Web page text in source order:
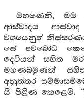
මහණෙනි, මම
ආස්වාදය
වශයෙනුත්
සේ අවබෝධ
දෙවියන් සහිත
මහණබමුණන්
අනුත්තර
යි පිළිණ කෙළෙමි.